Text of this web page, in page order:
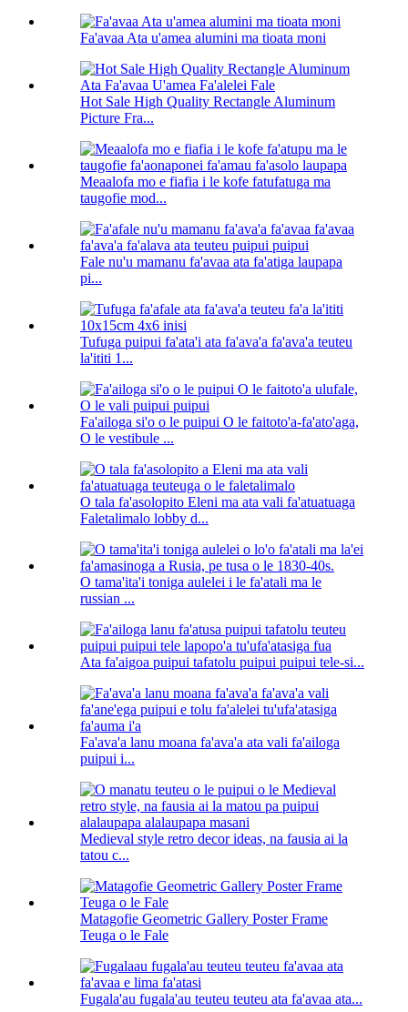
Fa'avaa Ata u'amea alumini ma tioata moni
Hot Sale High Quality Rectangle Aluminum
Picture Fra...
Meaalofa mo e fiafia i le kofe fatufatuga ma
taugofie mod...
Fale nu'u mamanu fa'avaa ata fa'atiga laupapa
pi...
Tufuga puipui fa'ata'i ata fa'ava'a fa'ava'a teuteu
la'ititi 1...
Fa'ailoga si'o o le puipui O le faitoto'a-fa'ato'aga,
O le vestibule ...
O tala fa'asolopito Eleni ma ata vali fa'atuatuaga
Faletalimalo lobby d...
O tama'ita'i toniga aulelei i le fa'atali ma le
russian ...
Ata fa'aigoa puipui tafatolu puipui puipui tele-si...
Fa'ava'a lanu moana fa'ava'a ata vali fa'ailoga
puipui i...
Medieval style retro decor ideas, na fausia ai la
tatou c...
Matagofie Geometric Gallery Poster Frame
Teuga o le Fale
Fugala'au fugala'au teuteu teuteu ata fa'avaa ata...